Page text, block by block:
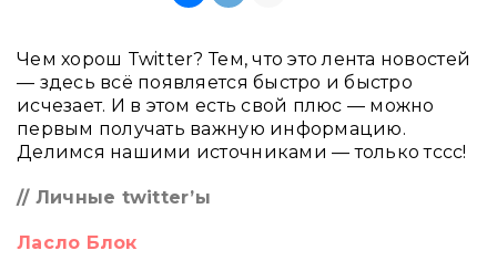
Чем хорош Twitter? Тем, что это лента новостей
— здесь всё появляется быстро и быстро
исчезает. И в этом есть свой плюс — можно
первым получать важную информацию.
Делимся нашими источниками — только тссс!
// Личные twitter’ы
Ласло Блок